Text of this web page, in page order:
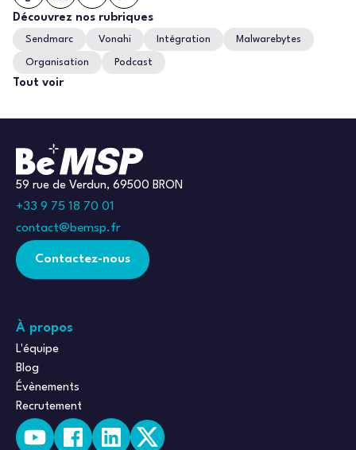
Découvrez nos rubriques
Sendmarc Vonahi Intégration Malwarebytes
Organisation Podcast
Tout voir
59 rue de Verdun, 69500 BRON
+33 9 75 18 70 01
contact@bemsp.fr
Contactez-nous
À propos
L'équipe
Blog
Évènements
Recrutement